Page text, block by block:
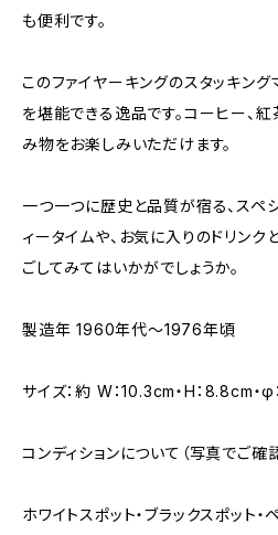
も便利です。
このファイヤーキングのスタッキング
を堪能できる逸品です。コーヒー、紅
み物をお楽しみいただけます。
一つ一つに歴史と品質が宿る、スペ
ィータイムや、お気に入りのドリンク
ごしてみてはいかがでしょうか。
製造年 1960年代〜1976年頃
サイズ：約 W：10.3cm・H：8.8cm・
コンディションについて（写真でご確
ホワイトスポット・ブラックスポット